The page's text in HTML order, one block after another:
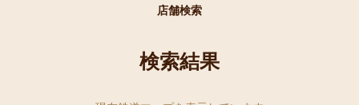
店舗検索
検索結果